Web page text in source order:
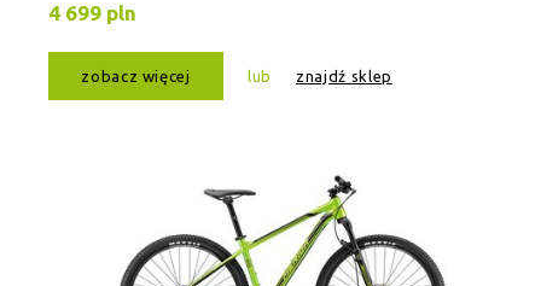
4 699 pln
zobacz więcej lub znajdź sklep